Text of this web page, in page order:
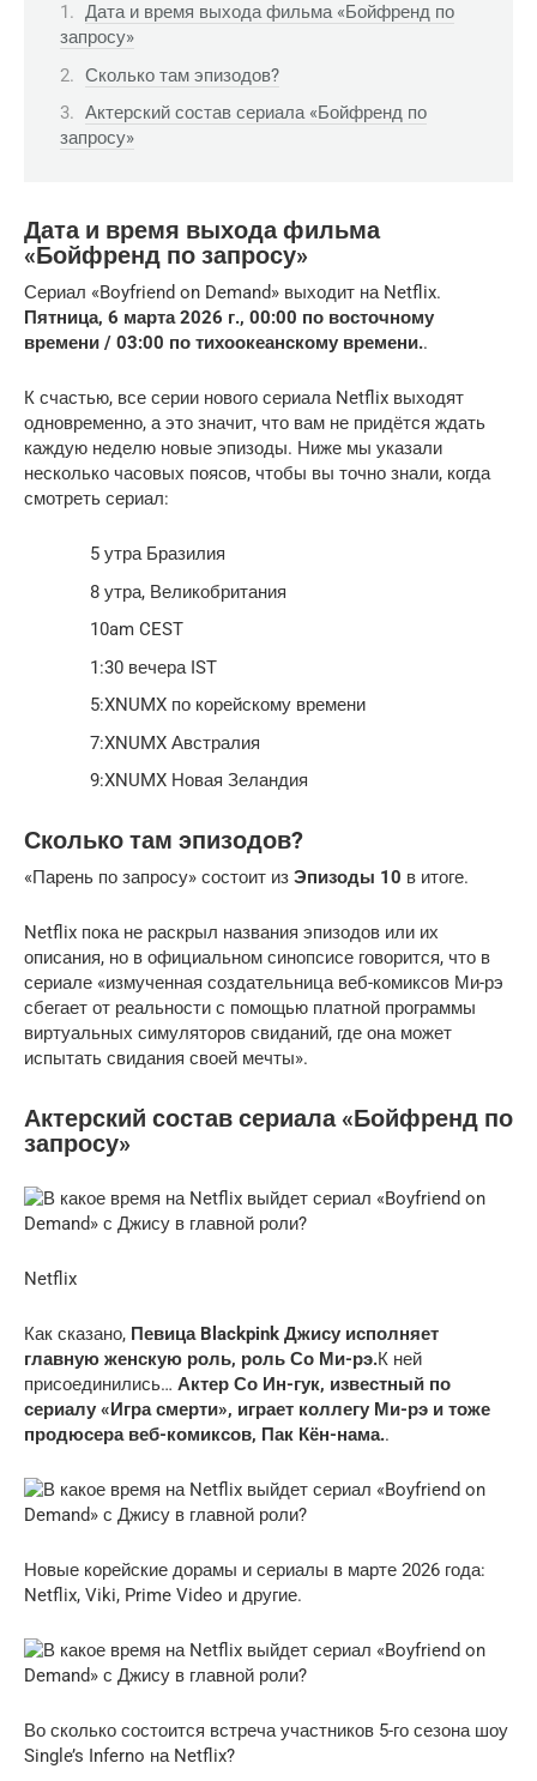
Дата и время выхода фильма «Бойфренд по
запросу»
Сколько там эпизодов?
Актерский состав сериала «Бойфренд по
запросу»
Дата и время выхода фильма
«Бойфренд по запросу»
Сериал «Boyfriend on Demand» выходит на Netflix.
Пятница, 6 марта 2026 г., 00:00 по восточному
времени / 03:00 по тихоокеанскому времени..
К счастью, все серии нового сериала Netflix выходят
одновременно, а это значит, что вам не придётся ждать
каждую неделю новые эпизоды. Ниже мы указали
несколько часовых поясов, чтобы вы точно знали, когда
смотреть сериал:
5 утра Бразилия
8 утра, Великобритания
10am CEST
1:30 вечера IST
5:XNUMX по корейскому времени
7:XNUMX Австралия
9:XNUMX Новая Зеландия
Сколько там эпизодов?
«Парень по запросу» состоит из Эпизоды 10 в итоге.
Netflix пока не раскрыл названия эпизодов или их
описания, но в официальном синопсисе говорится, что в
сериале «измученная создательница веб-комиксов Ми-рэ
сбегает от реальности с помощью платной программы
виртуальных симуляторов свиданий, где она может
испытать свидания своей мечты».
Актерский состав сериала «Бойфренд по
запросу»
Netflix
Как сказано, Певица Blackpink Джису исполняет
главную женскую роль, роль Со Ми-рэ.К ней
присоединились… Актер Со Ин-гук, известный по
сериалу «Игра смерти», играет коллегу Ми-рэ и тоже
продюсера веб-комиксов, Пак Кён-нама..
Новые корейские дорамы и сериалы в марте 2026 года:
Netflix, Viki, Prime Video и другие.
Во сколько состоится встреча участников 5-го сезона шоу
Single’s Inferno на Netflix?